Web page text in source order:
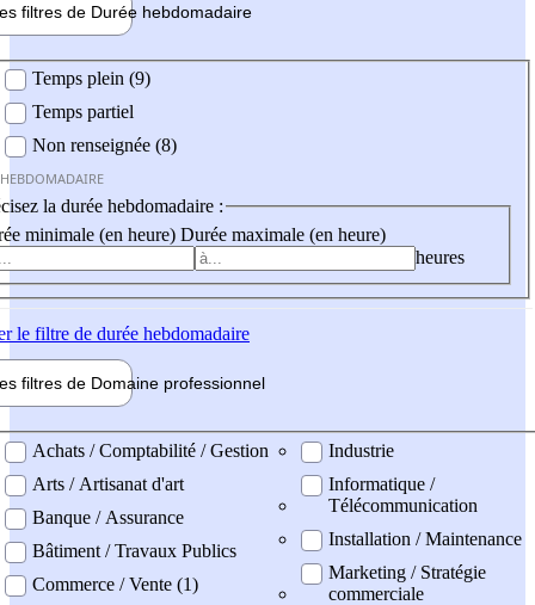
filtres de Durée hebdomadaire
Temps plein (9)
Temps partiel
Non renseignée (8)
la durée hebdomadaire :
minimale (en heure) Durée maximale (en heure)
heures
le filtre de durée hebdomadaire
filtres de Domaine professionnel
professionel
Achats / Comptabilité / Gestion
Arts / Artisanat d'art
Banque / Assurance
Bâtiment / Travaux Publics
Commerce / Vente (1)
Industrie
Informatique /
Télécommunication
Installation / Maintenance
Marketing / Stratégie
commerciale